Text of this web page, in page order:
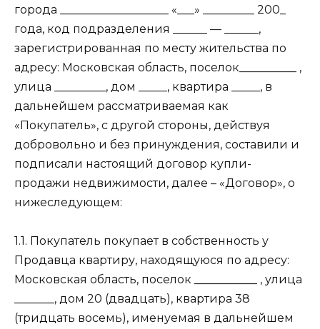
города ___________________ «___» _________ 200_
года, код подразделения ______ — ______,
зарегистрированная по месту жительства по
адресу: Московская область, поселок__________ ,
улица _________, дом _____, квартира _____, в
дальнейшем рассматриваемая как
«Покупатель», с другой стороны, действуя
добровольно и без принуждения, составили и
подписали настоящий договор купли-
продажи недвижимости, далее – «Договор», о
нижеследующем:
1.1. Покупатель покупает в собственность у
Продавца квартиру, находящуюся по адресу:
Московская область, поселок ___________ , улица
_______, дом 20 (двадцать), квартира 38
(тридцать восемь), именуемая в дальнейшем